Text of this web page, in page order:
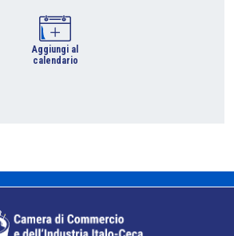
Aggiungi al
calendario